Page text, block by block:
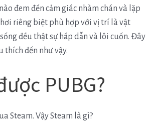
đem đến cảm giác nhàm chán và lặp
riêng biệt phù hợp với vị trí là vật
đều thật sự hấp dẫn và lôi cuốn. Đây
thích đến như vậy.
PUBG?
Steam. Vậy Steam là gì?